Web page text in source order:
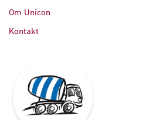
Om Unicon
Kontakt